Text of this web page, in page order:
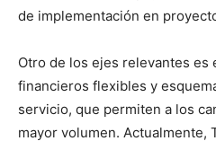
de implementación en
Otro de los ejes relevantes es
financieros flexibles y
servicio, que permiten a los
mayor volumen. Actualmente,